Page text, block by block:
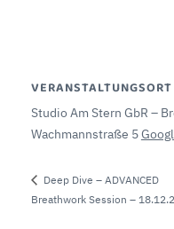
VERANSTALTUNGSORT
Studio Am Stern GbR –
Wachmannstraße 5
Deep Dive – ADVANCED
Breathwork Session –